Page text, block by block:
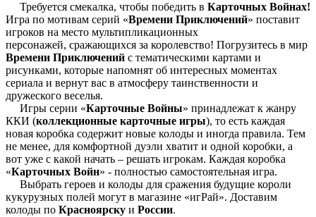
Требуется смекалка, чтобы победить в Карточных Войнах!
Игра по мотивам серий «Времени Приключений» поставит
игроков на место мультипликационных
персонажей, сражающихся за королевство! Погрузитесь в мир
Времени Приключений с тематическими картами и
рисунками, которые напомнят об интересных моментах
сериала и вернут вас в атмосферу таинственности и
дружеского веселья.
Игры серии «Карточные Войны» принадлежат к жанру
ККИ (коллекционные карточные игры), то есть каждая
новая коробка содержит новые колоды и иногда правила. Тем
не менее, для комфортной дуэли хватит и одной коробки, а
вот уже с какой начать – решать игрокам. Каждая коробка
«Карточных Войн» - полностью самостоятельная игра.
Выбрать героев и колоды для сражения будущие короли
кукурузных полей могут в магазине «игРай». Доставим
колоды по Красноярску и России.